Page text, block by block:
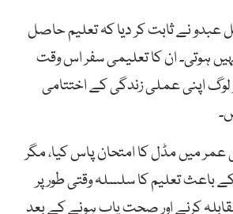
عبدو نے ثابت کر دیا کہ تعلیم حاصل
ہوتی۔ ان کا تعلیمی سفر اس وقت
اپنی عملی زندگی کے اختتامی
برس کی عمر میں مڈل کا امتحان پاس کیا، مگر
تعلیم کا سلسلہ وقتی طور پر
کرنے اور صحت یاب ہونے کے بعد